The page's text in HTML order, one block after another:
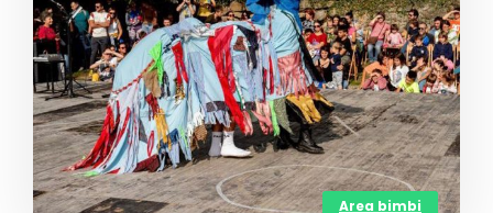
Area bimbi